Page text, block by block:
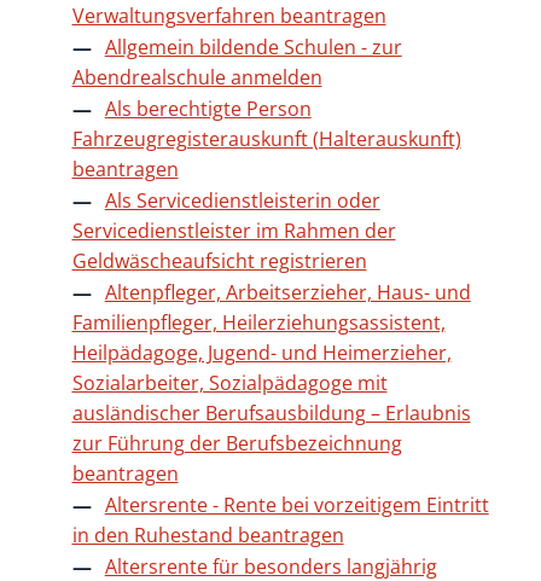
Verwaltungsverfahren beantragen
Allgemein bildende Schulen - zur
Abendrealschule anmelden
Als berechtigte Person
Fahrzeugregisterauskunft (Halterauskunft)
beantragen
Als Servicedienstleisterin oder
Servicedienstleister im Rahmen der
Geldwäscheaufsicht registrieren
Altenpfleger, Arbeitserzieher, Haus- und
Familienpfleger, Heilerziehungsassistent,
Heilpädagoge, Jugend- und Heimerzieher,
Sozialarbeiter, Sozialpädagoge mit
ausländischer Berufsausbildung – Erlaubnis
zur Führung der Berufsbezeichnung
beantragen
Altersrente - Rente bei vorzeitigem Eintritt
in den Ruhestand beantragen
Altersrente für besonders langjährig